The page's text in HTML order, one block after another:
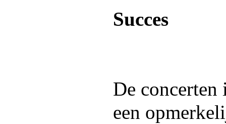
Succes
De concerten
een